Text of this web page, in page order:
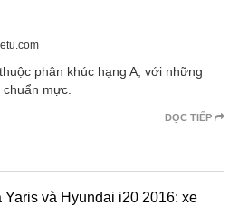
phân khúc hạng A, với những
mực.
ĐỌC TIẾP
Yaris và Hyundai i20 2016: xe